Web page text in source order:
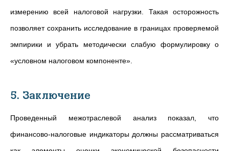
измерению всей налоговой нагрузки. Такая осторожность
позволяет сохранить исследование в границах проверяемой
эмпирики и убрать методически слабую формулировку о
«условном налоговом компоненте».
5. Заключение
Проведенный межотраслевой анализ показал, что
финансово-налоговые индикаторы должны рассматриваться